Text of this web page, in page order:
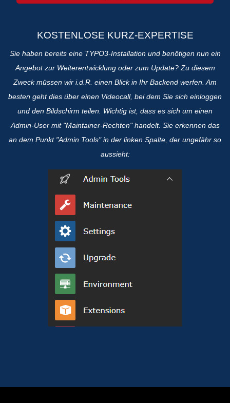
KOSTENLOSE KURZ-EXPERTISE
Sie haben bereits eine TYPO3-Installation und benötigen nun ein
Angebot zur Weiterentwicklung oder zum Update? Zu diesem
Zweck müssen wir i.d.R. einen Blick in Ihr Backend werfen. Am
besten geht dies über einen Videocall, bei dem Sie sich einloggen
und den Bildschirm teilen. Wichtig ist, dass es sich um einen
Admin-User mit "Maintainer-Rechten" handelt. Sie erkennen das
an dem Punkt "Admin Tools" in der linken Spalte, der ungefähr so
aussieht: